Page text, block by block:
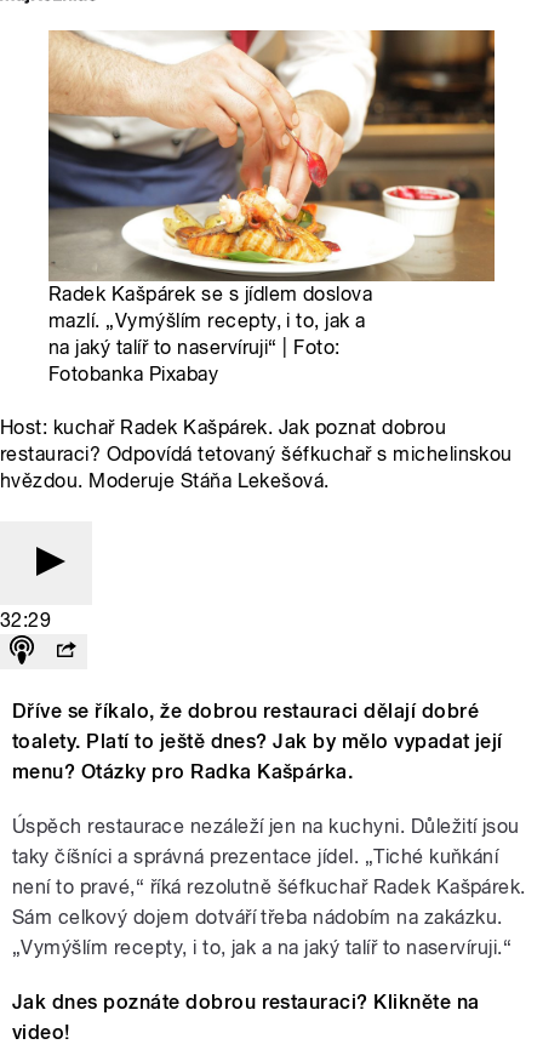
Radek Kašpárek se s jídlem doslova
mazlí. „Vymýšlím recepty, i to, jak a
na jaký talíř to naservíruji“ | Foto:
Fotobanka Pixabay
Host: kuchař Radek Kašpárek. Jak poznat dobrou
restauraci? Odpovídá tetovaný šéfkuchař s michelinskou
hvězdou. Moderuje Stáňa Lekešová.
32:29
Dříve se říkalo, že dobrou restauraci dělají dobré
toalety. Platí to ještě dnes? Jak by mělo vypadat její
menu? Otázky pro Radka Kašpárka.
Úspěch restaurace nezáleží jen na kuchyni. Důležití jsou
taky číšníci a správná prezentace jídel. „Tiché kuňkání
není to pravé,“ říká rezolutně šéfkuchař Radek Kašpárek.
Sám celkový dojem dotváří třeba nádobím na zakázku.
„Vymýšlím recepty, i to, jak a na jaký talíř to naservíruji.“
Jak dnes poznáte dobrou restauraci? Klikněte na
video!